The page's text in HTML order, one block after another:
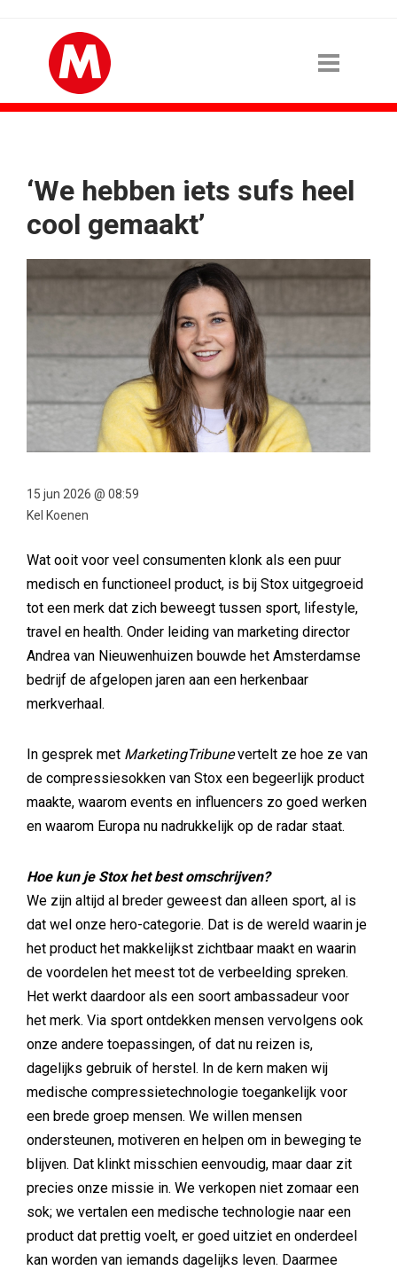
‘We hebben iets sufs heel
cool gemaakt’
15 jun 2026 @ 08:59
Kel Koenen
Wat ooit voor veel consumenten klonk als een puur
medisch en functioneel product, is bij Stox uitgegroeid
tot een merk dat zich beweegt tussen sport, lifestyle,
travel en health. Onder leiding van marketing director
Andrea van Nieuwenhuizen bouwde het Amsterdamse
bedrijf de afgelopen jaren aan een herkenbaar
merkverhaal.
In gesprek met MarketingTribunevertelt ze hoe ze van
de compressiesokken van Stox een begeerlijk product
maakte, waarom events en influencers zo goed werken
en waarom Europa nu nadrukkelijk op de radar staat.
Hoe kun je Stox het best omschrijven?
We zijn altijd al breder geweest dan alleen sport, al is
dat wel onze hero-categorie. Dat is de wereld waarin je
het product het makkelijkst zichtbaar maakt en waarin
de voordelen het meest tot de verbeelding spreken.
Het werkt daardoor als een soort ambassadeur voor
het merk. Via sport ontdekken mensen vervolgens ook
onze andere toepassingen, of dat nu reizen is,
dagelijks gebruik of herstel. In de kern maken wij
medische compressietechnologie toegankelijk voor
een brede groep mensen. We willen mensen
ondersteunen, motiveren en helpen om in beweging te
blijven. Dat klinkt misschien eenvoudig, maar daar zit
precies onze missie in. We verkopen niet zomaar een
sok; we vertalen een medische technologie naar een
product dat prettig voelt, er goed uitziet en onderdeel
kan worden van iemands dagelijks leven. Daarmee